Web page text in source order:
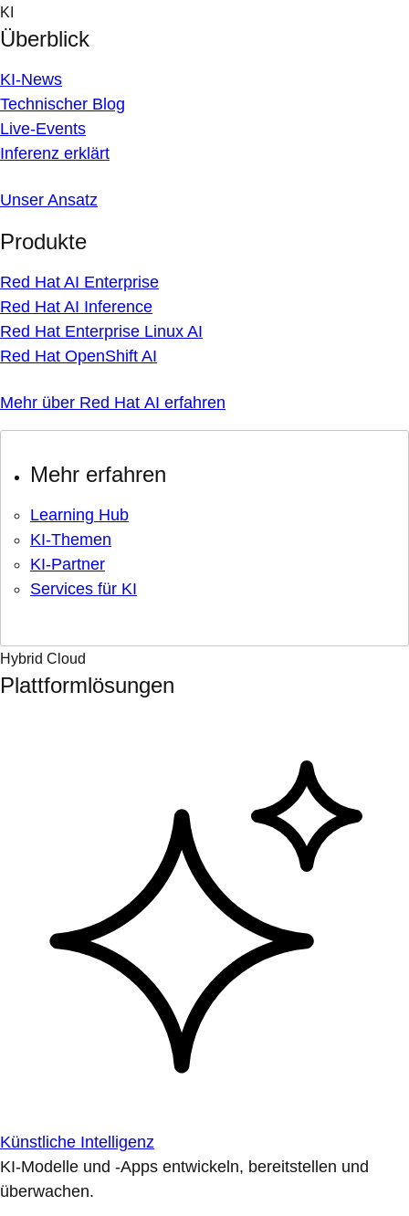
Skip
to
content
KI
Überblick
KI-News
Technischer Blog
Live-Events
Inferenz erklärt
Unser Ansatz
Produkte
Red Hat AI Enterprise
Red Hat AI Inference
Red Hat Enterprise Linux AI
Red Hat OpenShift AI
Mehr über Red Hat AI erfahren
Mehr erfahren
Learning Hub
KI-Themen
KI-Partner
Services für KI
Hybrid Cloud
Plattformlösungen
Künstliche Intelligenz
KI-Modelle und -Apps entwickeln, bereitstellen und
überwachen.